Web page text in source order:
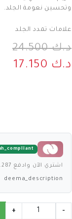
وتحسين نعومة الجلد.
علامات تمدد الجلد
د.ك 24.500
د.ك 17.150
اشتري الآن وادفع 4.287 د.ك على 4 دفعات بدون فوائد
deema_description
-
+